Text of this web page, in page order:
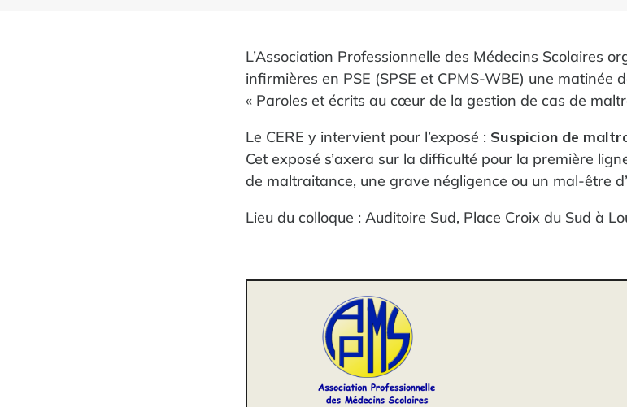
L’Association Professionnelle des Médecins Scolaires
infirmières en PSE (SPSE et CPMS-WBE) une matinée
« Paroles et écrits au cœur de la gestion de cas de
Le CERE y intervient pour l’exposé : Suspicion de
Cet exposé s’axera sur la difficulté pour la première
de maltraitance, une grave négligence ou un mal-être
Lieu du colloque : Auditoire Sud, Place Croix du Sud à